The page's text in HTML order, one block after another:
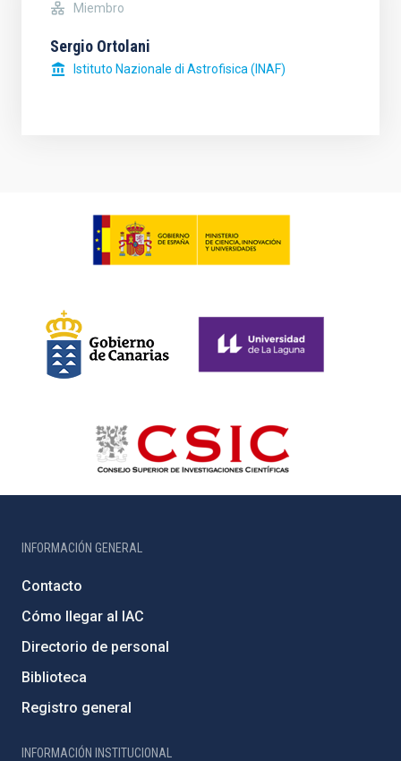
Miembro
Sergio Ortolani
Istituto Nazionale di Astrofisica (INAF)
INFORMACIÓN GENERAL
Contacto
Cómo llegar al IAC
Directorio de personal
Biblioteca
Registro general
INFORMACIÓN INSTITUCIONAL